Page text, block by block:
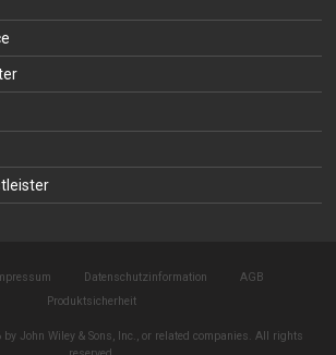
Datenschutzinformation
AGB
Produktsicherheit
John Wiley & Sons, Inc., or related companies. All rights